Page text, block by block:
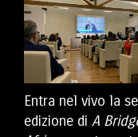
Entra nel vivo la
edizione di A